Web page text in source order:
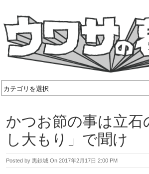
かつお節の事は立石
し大もり」で聞け
Posted by 黒鉄城 On 2017年2月17日 2:00 PM